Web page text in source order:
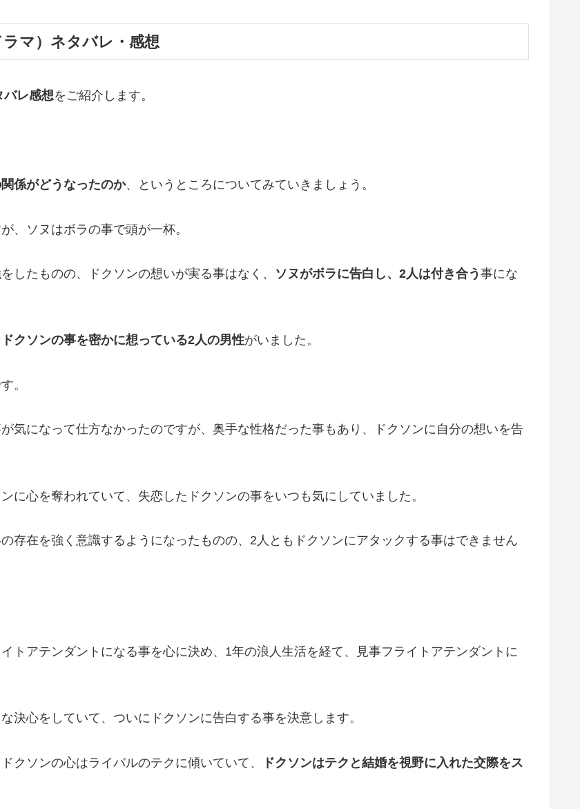
マ）ネタバレ・感想
バレ感想をご紹介します。
係がどうなったのか、というところについてみていきましょう。
、ソヌはボラの事で頭が一杯。
したものの、ドクソンの想いが実る事はなく、 ソヌがボラに告白し、2人は付き合う 事にな
ドクソンの事を密かに想っている2人の男性がいました。
。
気になって仕方なかったのですが、奥手な性格だった事もあり、ドクソンに自分の想いを告
に心を奪われていて、失恋したドクソンの事をいつも気にしていました。
存在を強く意識するようになったものの、2人ともドクソンにアタックする事はできません
トアテンダントになる事を心に決め、1年の浪人生活を経て、見事フライトアテンダントに
決心をしていて、ついにドクソンに告白する事を決意します。
クソンの心はライバルのテクに傾いていて、
ドクソンはテクと結婚を視野に入れた交際をス